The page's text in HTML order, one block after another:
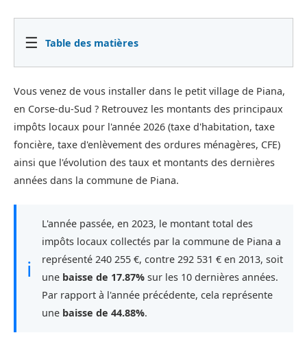
☰ Table des matières
Vous venez de vous installer dans le petit village de Piana,
en Corse-du-Sud ? Retrouvez les montants des principaux
impôts locaux pour l'année 2026 (taxe d'habitation, taxe
foncière, taxe d'enlèvement des ordures ménagères, CFE)
ainsi que l'évolution des taux et montants des dernières
années dans la commune de Piana.
ℹ
L'année passée, en 2023, le montant total des
impôts locaux collectés par la commune de Piana a
représenté 240 255 €, contre 292 531 € en 2013, soit
une baisse de 17.87% sur les 10 dernières années.
Par rapport à l'année précédente, cela représente
une baisse de 44.88%.